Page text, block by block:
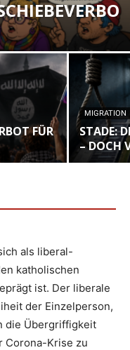
FÜR
MIGRATION
STADE:
– DOCH
als liberal-
katholischen
ist. Der liberale
der Einzelperson,
die Übergriffigkeit
Corona-Krise zu